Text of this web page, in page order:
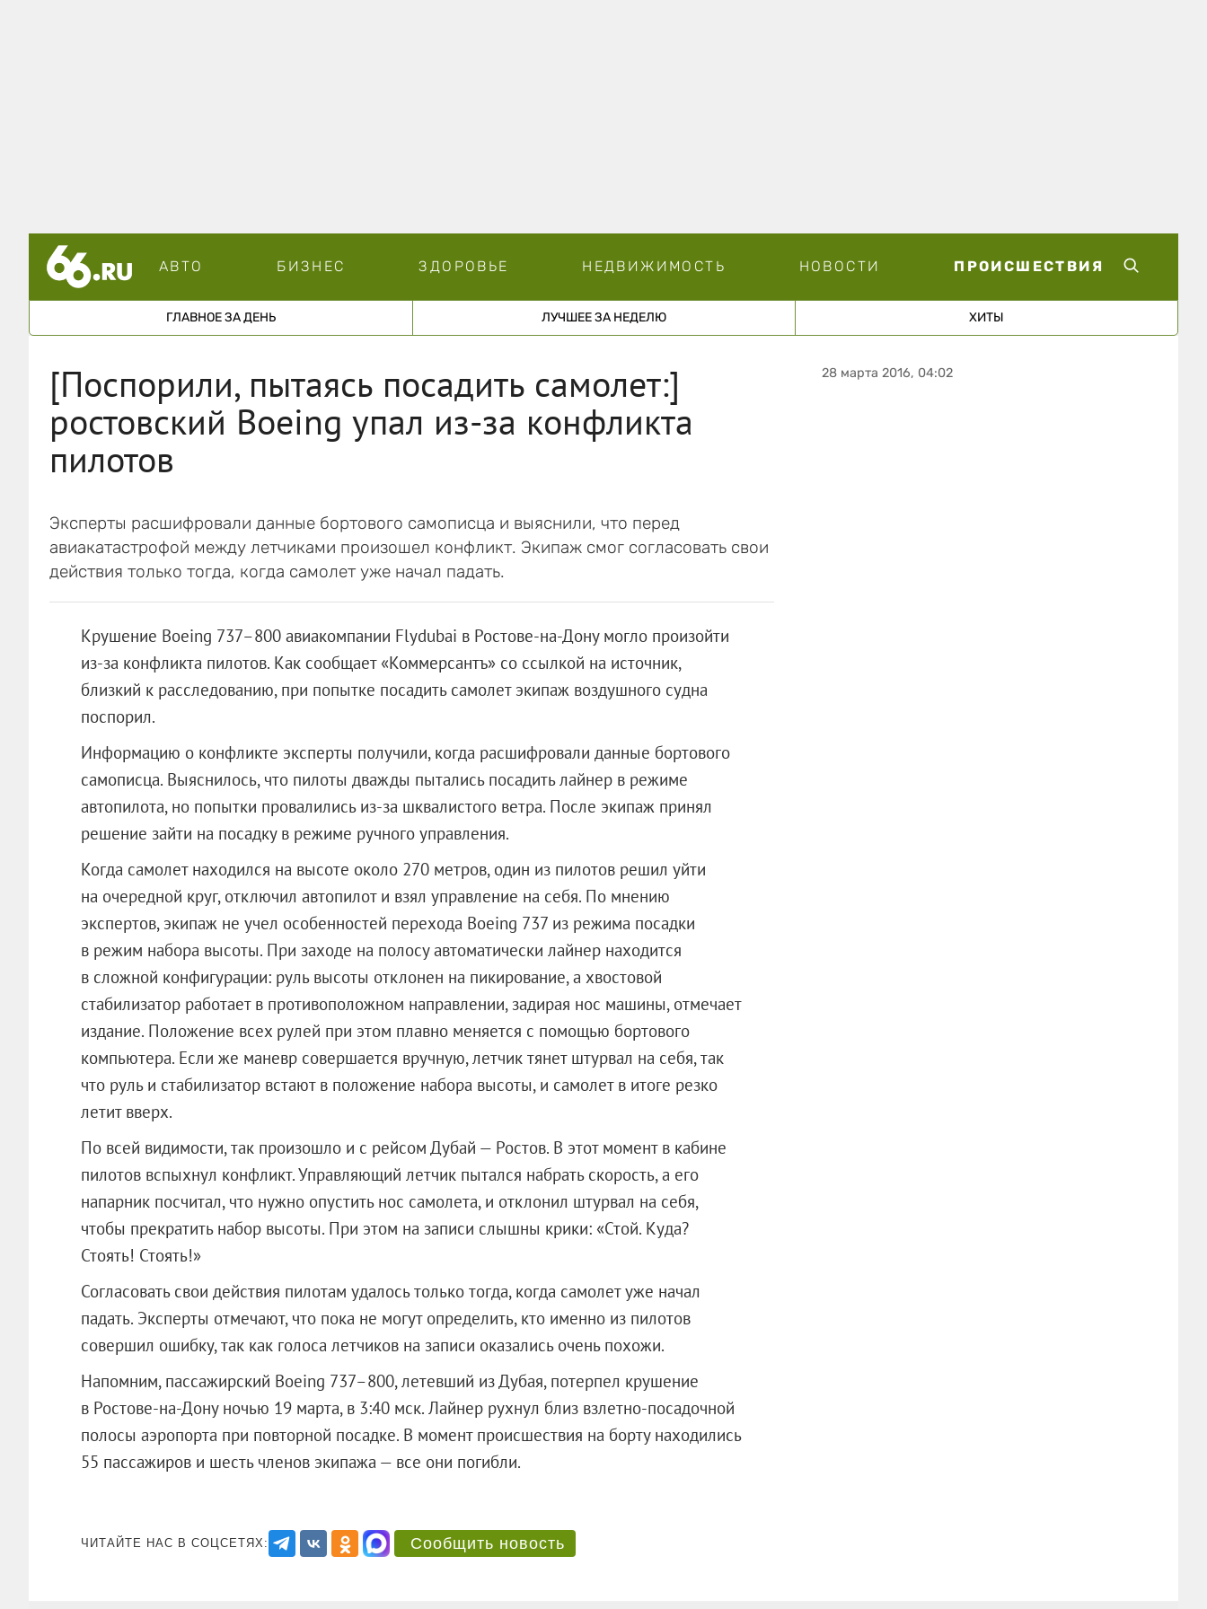
АВТО БИЗНЕС ЗДОРОВЬЕ НЕДВИЖИМОСТЬ НОВОСТИ ПРОИСШЕСТВИЯ
ГЛАВНОЕ ЗА ДЕНЬ ЛУЧШЕЕ ЗА НЕДЕЛЮ ХИТЫ
[Поспорили, пытаясь посадить самолет:]
ростовский Boeing упал из-за конфликта
пилотов
Эксперты расшифровали данные бортового самописца и выяснили, что перед
авиакатастрофой между летчиками произошел конфликт. Экипаж смог согласовать свои
действия только тогда, когда самолет уже начал падать.
Крушение Boeing 737–800 авиакомпании Flydubai в Ростове-на-Дону могло произойти
из-за конфликта пилотов. Как сообщает «Коммерсантъ» со ссылкой на источник,
близкий к расследованию, при попытке посадить самолет экипаж воздушного судна
поспорил.
Информацию о конфликте эксперты получили, когда расшифровали данные бортового
самописца. Выяснилось, что пилоты дважды пытались посадить лайнер в режиме
автопилота, но попытки провалились из-за шквалистого ветра. После экипаж принял
решение зайти на посадку в режиме ручного управления.
Когда самолет находился на высоте около 270 метров, один из пилотов решил уйти
на очередной круг, отключил автопилот и взял управление на себя. По мнению
экспертов, экипаж не учел особенностей перехода Boeing 737 из режима посадки
в режим набора высоты. При заходе на полосу автоматически лайнер находится
в сложной конфигурации: руль высоты отклонен на пикирование, а хвостовой
стабилизатор работает в противоположном направлении, задирая нос машины, отмечает
издание. Положение всех рулей при этом плавно меняется с помощью бортового
компьютера. Если же маневр совершается вручную, летчик тянет штурвал на себя, так
что руль и стабилизатор встают в положение набора высоты, и самолет в итоге резко
летит вверх.
По всей видимости, так произошло и с рейсом Дубай — Ростов. В этот момент в кабине
пилотов вспыхнул конфликт. Управляющий летчик пытался набрать скорость, а его
напарник посчитал, что нужно опустить нос самолета, и отклонил штурвал на себя,
чтобы прекратить набор высоты. При этом на записи слышны крики: «Стой. Куда?
Стоять! Стоять!»
Согласовать свои действия пилотам удалось только тогда, когда самолет уже начал
падать. Эксперты отмечают, что пока не могут определить, кто именно из пилотов
совершил ошибку, так как голоса летчиков на записи оказались очень похожи.
Напомним, пассажирский Boeing 737–800, летевший из Дубая, потерпел крушение
в Ростове-на-Дону ночью 19 марта, в 3:40 мск. Лайнер рухнул близ взлетно-посадочной
полосы аэропорта при повторной посадке. В момент происшествия на борту находились
55 пассажиров и шесть членов экипажа — все они погибли.
ЧИТАЙТЕ НАС В СОЦСЕТЯХ: Сообщить новость
28 марта 2016, 04:02